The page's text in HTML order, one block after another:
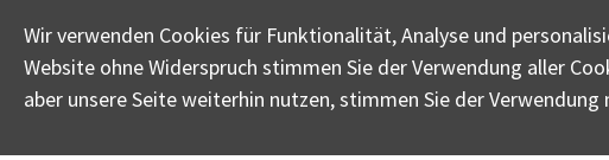
Wir verwenden Cookies für Funktionalität, Analyse und
Website ohne Widerspruch stimmen Sie der Verwendung aller
aber unsere Seite weiterhin nutzen, stimmen Sie der